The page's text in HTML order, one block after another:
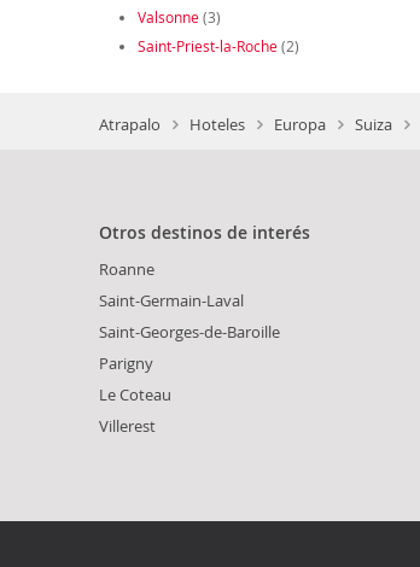
Valsonne(3)
Saint-Priest-la-Roche(2)
Atrapalo Hoteles Europa Suiza
Otros destinos de interés
Roanne
Saint-Germain-Laval
Saint-Georges-de-Baroille
Parigny
Le Coteau
Villerest